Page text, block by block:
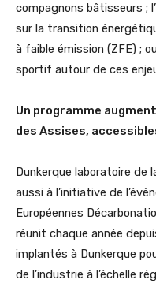
compagnons bâtisseurs ;
sur la transition
à faible émission (ZFE) ;
sportif autour de ces
Un programme
des Assises,
Dunkerque laboratoire de
aussi à l’initiative de
Européennes
réunit chaque année
implantés à Dunkerque
de l’industrie à l’échelle